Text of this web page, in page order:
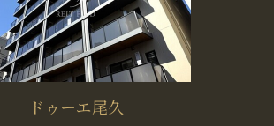
ドゥーエ尾久